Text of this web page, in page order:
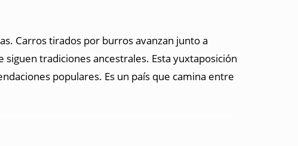
Carros tirados por burros avanzan junto a
tradiciones ancestrales. Esta yuxtaposición
populares. Es un país que camina entre